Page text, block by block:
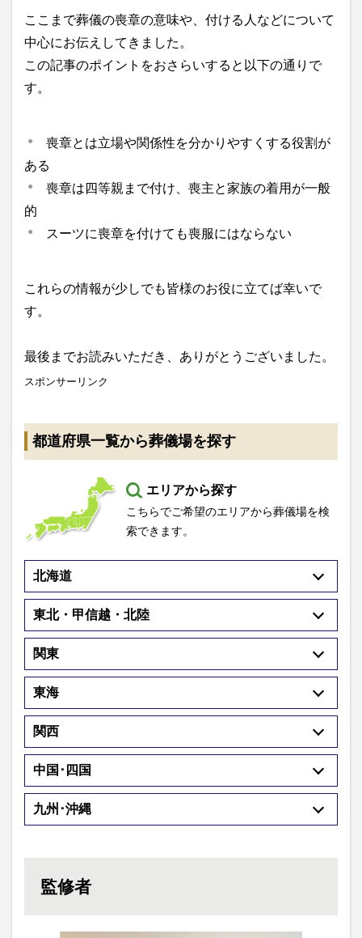
ここまで葬儀の喪章の意味や、付ける人などについて
中心にお伝えしてきました。
この記事のポイントをおさらいすると以下の通りで
す。
喪章とは立場や関係性を分かりやすくする役割が
ある
喪章は四等親まで付け、喪主と家族の着用が一般
的
スーツに喪章を付けても喪服にはならない
これらの情報が少しでも皆様のお役に立てば幸いで
す。
最後までお読みいただき、ありがとうございました。
スポンサーリンク
都道府県一覧から葬儀場を探す
エリアから探す
こちらでご希望のエリアから葬儀場を検
索できます。
北海道
東北・甲信越・北陸
関東
東海
関西
中国･四国
九州･沖縄
監修者